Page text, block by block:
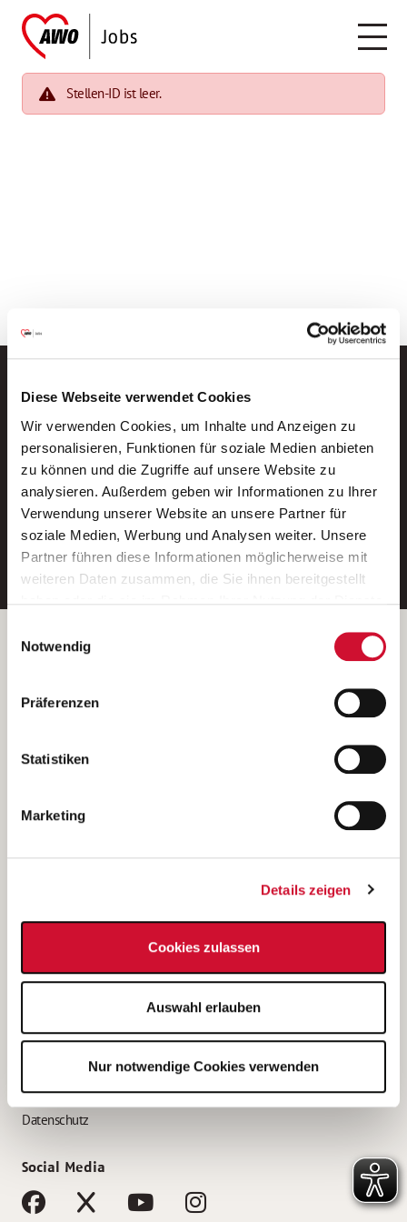
Diese Webseite verwendet Cookies
Wir verwenden Cookies, um Inhalte und Anzeigen zu
personalisieren, Funktionen für soziale Medien anbieten
zu können und die Zugriffe auf unsere Website zu
analysieren. Außerdem geben wir Informationen zu Ihrer
Verwendung unserer Website an unsere Partner für
soziale Medien, Werbung und Analysen weiter. Unsere
Partner führen diese Informationen möglicherweise mit
weiteren Daten zusammen, die Sie ihnen bereitgestellt
Wenn Sie auf „Cookies zulassen“ klicken, so stimmen
Sie der Speicherung sämtlicher Cookies zu. Sie können
Ihre Einwilligung selbstverständlich jederzeit widerrufen,
indem Sie die Cookie-Einstellungen aufrufen und diese
unsererDatenschutzerklärung
Notwendig
Präferenzen
Statistiken
Marketing
Details zeigen
Cookies zulassen
Auswahl erlauben
Nur notwendige Cookies verwenden
Stellen-ID ist leer.
Neue Stellen per E-Mail.
Ein kostenloser Service von AWO
Jobs.
E-Mail-Adresse eintragen
Betreiber der Webseite
Kantstraße 45a
(Ein Tochterunternehmen des AWO Bezirksverbandes Unterfranken
e.V.)
Bewerbung als Altenpflegehelfer*in
Bewerbung als Erzieher*in
AWO Gliederungen nach Bundesland
Impressum
Datenschutz
Social Media